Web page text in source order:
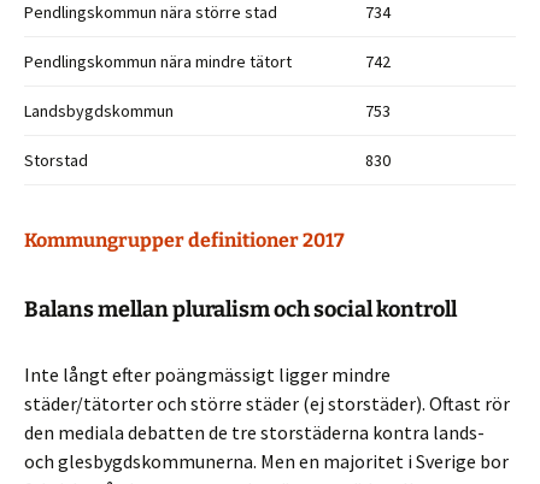
Pendlingskommun nära större stad 734
Pendlingskommun nära mindre tätort 742
Landsbygdskommun 753
Storstad 830
Kommungrupper definitioner 2017
Balans mellan pluralism och social kontroll
Inte långt efter poängmässigt ligger mindre
städer/tätorter och större städer (ej storstäder). Oftast rör
den mediala debatten de tre storstäderna kontra lands-
och glesbygdskommunerna. Men en majoritet i Sverige bor